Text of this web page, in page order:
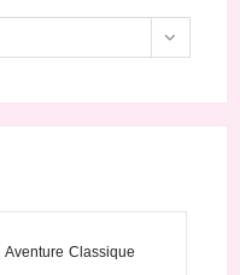
Aventure Classique